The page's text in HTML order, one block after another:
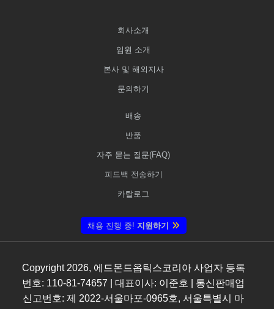
회사소개
임원 소개
본사 및 해외지사
문의하기
배송
반품
자주 묻는 질문(FAQ)
피드백 전송하기
카탈로그
채용 진행 중! 지원하기
Copyright 2026, 에드몬드옵틱스코리아 사업자 등록
번호: 110-81-74657 | 대표이사: 이준호 | 통신판매업
신고번호: 제 2022-서울마포-0965호, 서울특별시 마